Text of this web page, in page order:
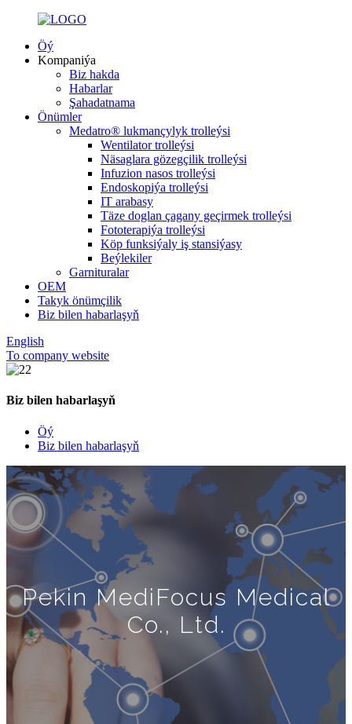
Öý
Kompaniýa
Biz hakda
Habarlar
Şahadatnama
Önümler
Medatro® lukmançylyk trolleýsi
Wentilator trolleýsi
Näsaglara gözegçilik trolleýsi
Infuzion nasos trolleýsi
Endoskopiýa trolleýsi
IT arabasy
Täze doglan çagany geçirmek trolleýsi
Fototerapiýa trolleýsi
Köp funksiýaly iş stansiýasy
Beýlekiler
Garnituralar
OEM
Takyk önümçilik
Biz bilen habarlaşyň
English
To company website
Biz bilen habarlaşyň
Öý
Biz bilen habarlaşyň
Pekin MediFocus Medical
Co., Ltd.